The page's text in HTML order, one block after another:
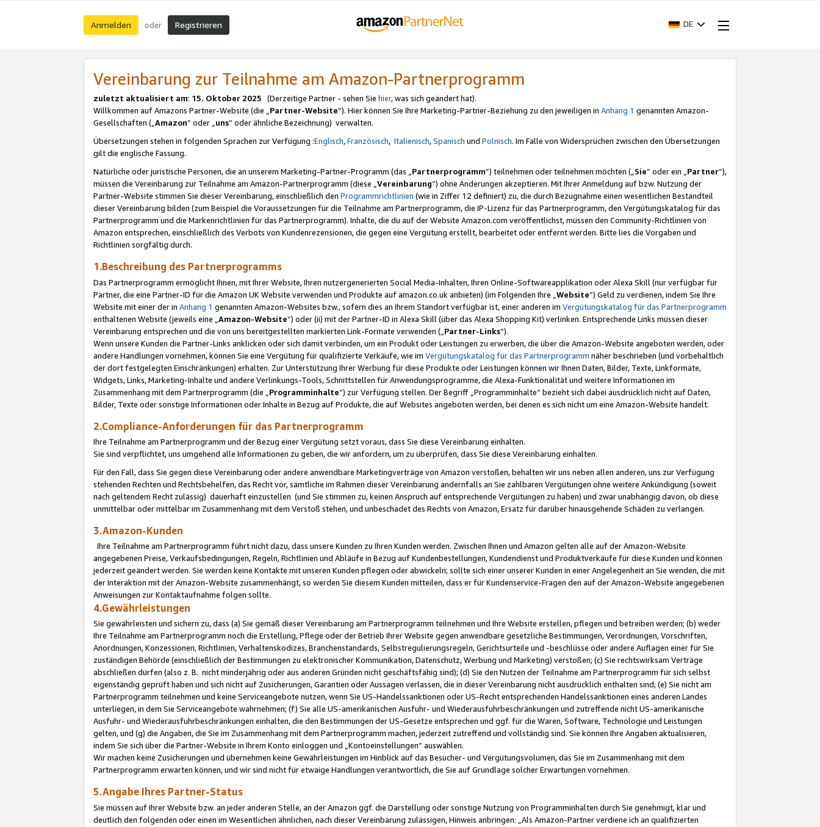
Anmelden oder Registrieren DE
Vereinbarung zur Teilnahme am Amazon-Partnerprogramm
zuletzt aktualisiert am: 15. Oktober 2025 (Derzeitige Partner - sehen Sie hier, was sich geändert hat).
Willkommen auf Amazons Partner-Website (die „Partner-Website“). Hier können Sie Ihre Marketing-Partner-Beziehung zu den jeweiligen in Anhang 1 genannten Amazon-
Gesellschaften („Amazon“ oder „uns“ oder ähnliche Bezeichnung) verwalten.
Übersetzungen stehen in folgenden Sprachen zur Verfügung :Englisch,Französisch, Italienisch,Spanisch und Polnisch. Im Falle von Widersprüchen zwischen den Übersetzungen
gilt die englische Fassung.
Natürliche oder juristische Personen, die an unserem Marketing-Partner-Programm (das „Partnerprogramm“) teilnehmen oder teilnehmen möchten („Sie“ oder ein „Partner“),
müssen die Vereinbarung zur Teilnahme am Amazon-Partnerprogramm (diese „Vereinbarung“) ohne Änderungen akzeptieren. Mit Ihrer Anmeldung auf bzw. Nutzung der
Partner-Website stimmen Sie dieser Vereinbarung, einschließlich den Programmrichtlinien (wie in Ziffer 12 definiert) zu, die durch Bezugnahme einen wesentlichen Bestandteil
dieser Vereinbarung bilden (zum Beispiel die Voraussetzungen für die Teilnahme am Partnerprogramm, die IP-Lizenz für das Partnerprogramm, den Vergütungskatalog für das
Partnerprogramm und die Markenrichtlinien für das Partnerprogramm). Inhalte, die du auf der Website Amazon.com veröffentlichst, müssen den Community-Richtlinien von
Amazon entsprechen, einschließlich des Verbots von Kundenrezensionen, die gegen eine Vergütung erstellt, bearbeitet oder entfernt werden. Bitte lies die Vorgaben und
Richtlinien sorgfältig durch.
1.Beschreibung des Partnerprogramms
Das Partnerprogramm ermöglicht Ihnen, mit Ihrer Website, Ihren nutzergenerierten Social Media-Inhalten, Ihren Online-Softwareapplikation oder Alexa Skill (nur verfügbar für
Partner, die eine Partner-ID für die Amazon UK Website verwenden und Produkte auf amazon.co.uk anbieten) (im Folgenden Ihre „ Website“) Geld zu verdienen, indem Sie Ihre
Website mit einer der in Anhang 1 genannten Amazon-Websites bzw., sofern dies an Ihrem Standort verfügbar ist, einer anderen im Vergütungskatalog für das Partnerprogramm
enthaltenen Website (jeweils eine „ Amazon-Website“) oder (ii) mit der Partner-ID in Alexa Skill (über das Alexa Shopping Kit) verlinken. Entsprechende Links müssen dieser
Vereinbarung entsprechen und die von uns bereitgestellten markierten Link-Formate verwenden („ Partner-Links“).
Wenn unsere Kunden die Partner-Links anklicken oder sich damit verbinden, um ein Produkt oder Leistungen zu erwerben, die über die Amazon-Website angeboten werden, oder
andere Handlungen vornehmen, können Sie eine Vergütung für qualifizierte Verkäufe, wie im Vergütungskatalog für das Partnerprogramm näher beschrieben (und vorbehaltlich
der dort festgelegten Einschränkungen) erhalten. Zur Unterstützung Ihrer Werbung für diese Produkte oder Leistungen können wir Ihnen Daten, Bilder, Texte, Linkformate,
Widgets, Links, Marketing-Inhalte und andere Verlinkungs-Tools, Schnittstellen für Anwendungsprogramme, die Alexa-Funktionalität und weitere Informationen im
Zusammenhang mit dem Partnerprogramm (die „ Programminhalte“) zur Verfügung stellen. Der Begriff „Programminhalte“ bezieht sich dabei ausdrücklich nicht auf Daten,
Bilder, Texte oder sonstige Informationen oder Inhalte in Bezug auf Produkte, die auf Websites angeboten werden, bei denen es sich nicht um eine Amazon-Website handelt.
2.Compliance-Anforderungen für das Partnerprogramm
Ihre Teilnahme am Partnerprogramm und der Bezug einer Vergütung setzt voraus, dass Sie diese Vereinbarung einhalten.
Sie sind verpflichtet, uns umgehend alle Informationen zu geben, die wir anfordern, um zu überprüfen, dass Sie diese Vereinbarung einhalten.
Für den Fall, dass Sie gegen diese Vereinbarung oder andere anwendbare Marketingverträge von Amazon verstoßen, behalten wir uns neben allen anderen, uns zur Verfügung
stehenden Rechten und Rechtsbehelfen, das Recht vor, sämtliche im Rahmen dieser Vereinbarung andernfalls an Sie zahlbaren Vergütungen ohne weitere Ankündigung (soweit
nach geltendem Recht zulässig) dauerhaft einzustellen (und Sie stimmen zu, keinen Anspruch auf entsprechende Vergütungen zu haben) und zwar unabhängig davon, ob diese
unmittelbar oder mittelbar im Zusammenhang mit dem Verstoß stehen, und unbeschadet des Rechts von Amazon, Ersatz für darüber hinausgehende Schäden zu verlangen.
3.Amazon-Kunden
Ihre Teilnahme am Partnerprogramm führt nicht dazu, dass unsere Kunden zu Ihren Kunden werden. Zwischen Ihnen und Amazon gelten alle auf der Amazon-Website
angegebenen Preise, Verkaufsbedingungen, Regeln, Richtlinien und Abläufe in Bezug auf Kundenbestellungen, Kundendienst und Produktverkäufe für diese Kunden und können
jederzeit geändert werden. Sie werden keine Kontakte mit unseren Kunden pflegen oder abwickeln; sollte sich einer unserer Kunden in einer Angelegenheit an Sie wenden, die mit
der Interaktion mit der Amazon-Website zusammenhängt, so werden Sie diesem Kunden mitteilen, dass er für Kundenservice-Fragen den auf der Amazon-Website angegebenen
Anweisungen zur Kontaktaufnahme folgen sollte.
4.Gewährleistungen
Sie gewährleisten und sichern zu, dass (a) Sie gemäß dieser Vereinbarung am Partnerprogramm teilnehmen und Ihre Website erstellen, pflegen und betreiben werden; (b) weder
Ihre Teilnahme am Partnerprogramm noch die Erstellung, Pflege oder der Betrieb Ihrer Website gegen anwendbare gesetzliche Bestimmungen, Verordnungen, Vorschriften,
Anordnungen, Konzessionen, Richtlinien, Verhaltenskodizes, Branchenstandards, Selbstregulierungsregeln, Gerichtsurteile und -beschlüsse oder andere Auflagen einer für Sie
zuständigen Behörde (einschließlich der Bestimmungen zu elektronischer Kommunikation, Datenschutz, Werbung und Marketing) verstoßen; (c) Sie rechtswirksam Verträge
abschließen dürfen (also z. B. nicht minderjährig oder aus anderen Gründen nicht geschäftsfähig sind); (d) Sie den Nutzen der Teilnahme am Partnerprogramm für sich selbst
eigenständig geprüft haben und sich nicht auf Zusicherungen, Garantien oder Aussagen verlassen, die in dieser Vereinbarung nicht ausdrücklich enthalten sind; (e) Sie nicht am
Partnerprogramm teilnehmen und keine Serviceangebote nutzen, wenn Sie US-Handelssanktionen oder US-Recht entsprechenden Handelssanktionen eines anderen Landes
unterliegen, in dem Sie Serviceangebote wahrnehmen; (f) Sie alle US-amerikanischen Ausfuhr- und Wiederausfuhrbeschränkungen und zutreffende nicht US-amerikanische
Ausfuhr- und Wiederausfuhrbeschränkungen einhalten, die den Bestimmungen der US-Gesetze entsprechen und ggf. für die Waren, Software, Technologie und Leistungen
gelten, und (g) die Angaben, die Sie im Zusammenhang mit dem Partnerprogramm machen, jederzeit zutreffend und vollständig sind. Sie können Ihre Angaben aktualisieren,
indem Sie sich über die Partner-Website in Ihrem Konto einloggen und „Kontoeinstellungen“ auswählen.
Wir machen keine Zusicherungen und übernehmen keine Gewährleistungen im Hinblick auf das Besucher- und Vergütungsvolumen, das Sie im Zusammenhang mit dem
Partnerprogramm erwarten können, und wir sind nicht für etwaige Handlungen verantwortlich, die Sie auf Grundlage solcher Erwartungen vornehmen.
5.Angabe Ihres Partner-Status
Sie müssen auf Ihrer Website bzw. an jeder anderen Stelle, an der Amazon ggf. die Darstellung oder sonstige Nutzung von Programminhalten durch Sie genehmigt, klar und
deutlich den folgenden oder einen im Wesentlichen ähnlichen, nach dieser Vereinbarung zulässigen, Hinweis anbringen: „Als Amazon-Partner verdiene ich an qualifizierten